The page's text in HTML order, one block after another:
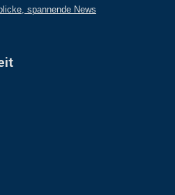
spannende News